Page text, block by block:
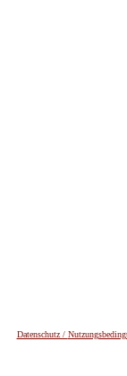
Datenschutz /